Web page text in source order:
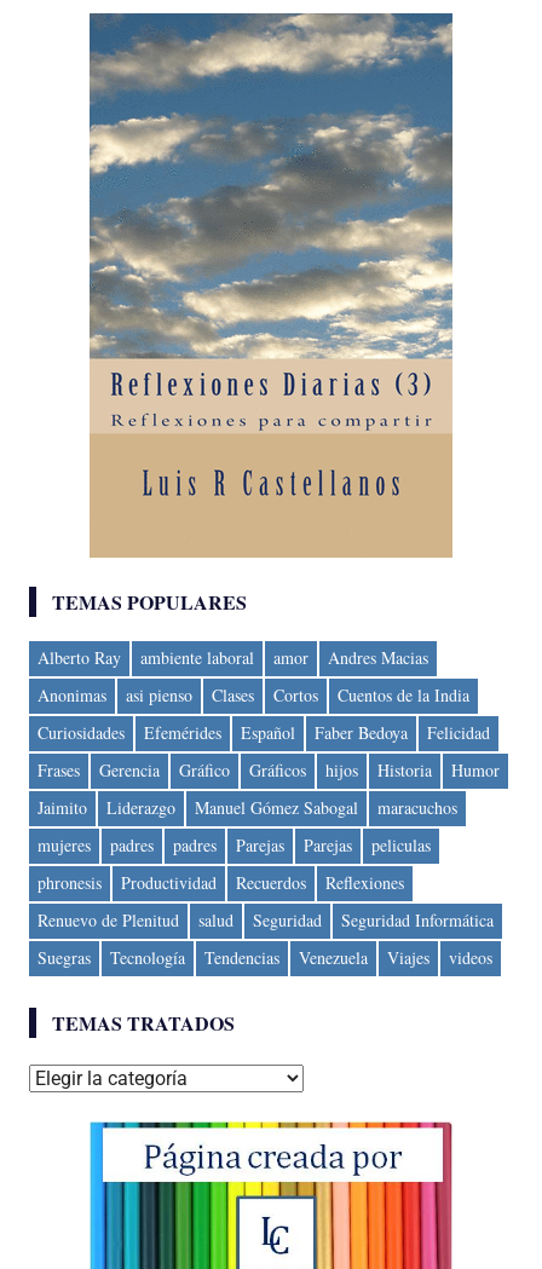
TEMAS POPULARES
Alberto Ray ambiente laboral amor
Andres Macias
Anonimas
asi pienso Clases Cortos
Cuentos de la India
Curiosidades
Efemérides Español Faber Bedoya
Felicidad
Frases
Gerencia Gráfico Gráficos hijos Historia
Humor
Jaimito
Liderazgo Manuel Gómez Sabogal
maracuchos
mujeres
padres padres Parejas Parejas
peliculas
phronesis
Productividad Recuerdos
Reflexiones
Renuevo de Plenitud
salud Seguridad
Seguridad Informática
Suegras
Tecnología Tendencias Venezuela Viajes videos
TEMAS TRATADOS
Temas